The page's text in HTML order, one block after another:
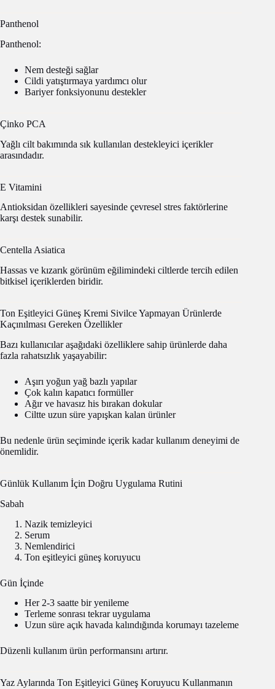
Panthenol
Panthenol:
Nem desteği sağlar
Cildi yatıştırmaya yardımcı olur
Bariyer fonksiyonunu destekler
Çinko PCA
Yağlı cilt bakımında sık kullanılan destekleyici içerikler
arasındadır.
E Vitamini
Antioksidan özellikleri sayesinde çevresel stres faktörlerine
karşı destek sunabilir.
Centella Asiatica
Hassas ve kızarık görünüm eğilimindeki ciltlerde tercih edilen
bitkisel içeriklerden biridir.
Ton Eşitleyici Güneş Kremi Sivilce Yapmayan Ürünlerde
Kaçınılması Gereken Özellikler
Bazı kullanıcılar aşağıdaki özelliklere sahip ürünlerde daha
fazla rahatsızlık yaşayabilir:
Aşırı yoğun yağ bazlı yapılar
Çok kalın kapatıcı formüller
Ağır ve havasız his bırakan dokular
Ciltte uzun süre yapışkan kalan ürünler
Bu nedenle ürün seçiminde içerik kadar kullanım deneyimi de
önemlidir.
Günlük Kullanım İçin Doğru Uygulama Rutini
Sabah
Nazik temizleyici
Serum
Nemlendirici
Ton eşitleyici güneş koruyucu
Gün İçinde
Her 2-3 saatte bir yenileme
Terleme sonrası tekrar uygulama
Uzun süre açık havada kalındığında korumayı tazeleme
Düzenli kullanım ürün performansını artırır.
Yaz Aylarında Ton Eşitleyici Güneş Koruyucu Kullanmanın